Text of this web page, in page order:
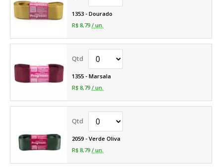
1353 - Dourado
R$ 8,79 / un.
1355 - Marsala
R$ 8,79 / un.
2059 - Verde Oliva
R$ 8,79 / un.